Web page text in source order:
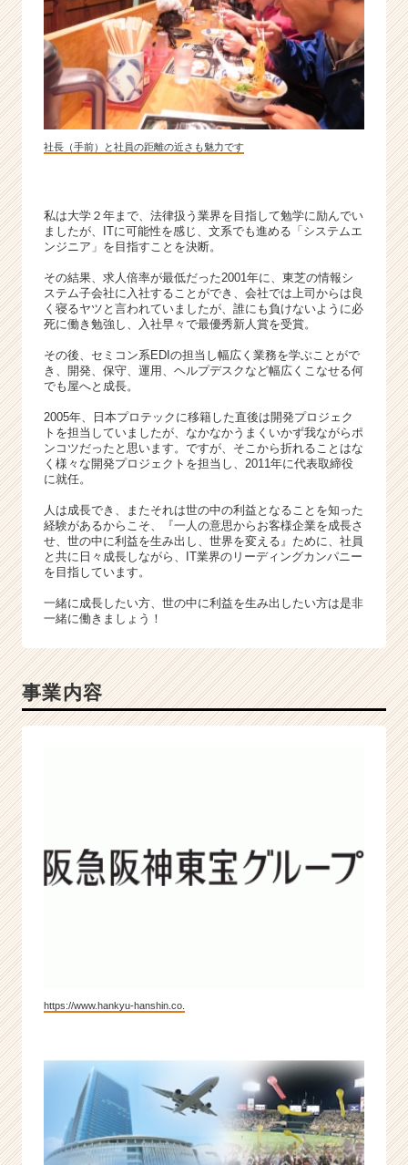
届
く
就
活
サ
イ
ト
チ
リ
ア
（C
h
e
e
r
C
a
e
e
r）
社長（手前）と社員の距離の近さも魅力です
私は大学２年まで、法律扱う業界を目指して勉学に励んでい
ましたが、ITに可能性を感じ、文系でも進める「システムエ
ンジニア」を目指すことを決断。
その結果、求人倍率が最低だった2001年に、東芝の情報シ
ステム子会社に入社することができ、会社では上司からは良
く寝るヤツと言われていましたが、誰にも負けないように必
死に働き勉強し、入社早々で最優秀新人賞を受賞。
その後、セミコン系EDIの担当し幅広く業務を学ぶことがで
き、開発、保守、運用、ヘルプデスクなど幅広くこなせる何
でも屋へと成長。
2005年、日本プロテックに移籍した直後は開発プロジェク
トを担当していましたが、なかなかうまくいかず我ながらポ
ンコツだったと思います。ですが、そこから折れることはな
く様々な開発プロジェクトを担当し、2011年に代表取締役
に就任。
人は成長でき、またそれは世の中の利益となることを知った
経験があるからこそ、『一人の意思からお客様企業を成長さ
せ、世の中に利益を生み出し、世界を変える』ために、社員
と共に日々成長しながら、IT業界のリーディングカンパニー
を目指しています。
一緒に成長したい方、世の中に利益を生み出したい方は是非
一緒に働きましょう！
事業内容
https://www.hankyu-hanshin.co.